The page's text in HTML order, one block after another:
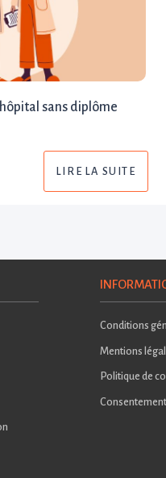
sans diplôme
LIRE LA SUITE
Conditions
Mentions
Politique de
Consentement